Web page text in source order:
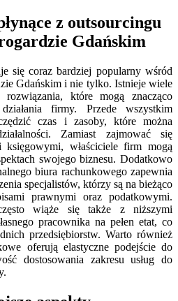
z outsourcingu
Gdańskim
się coraz bardziej popularny wśród
Gdańskim i nie tylko. Istnieje wiele
które mogą znacząco
firmy. Przede wszystkim
czas i zasoby, które można
Zamiast zajmować się
księgowymi, właściciele firm mogą
swojego biznesu. Dodatkowo
biura rachunkowego zapewnia
specjalistów, którzy są na bieżąco
prawnymi oraz podatkowymi.
wiąże się także z niższymi
pracownika na pełen etat, co
przedsiębiorstw. Warto również
oferują elastyczne podejście do
dostosowania zakresu usług do